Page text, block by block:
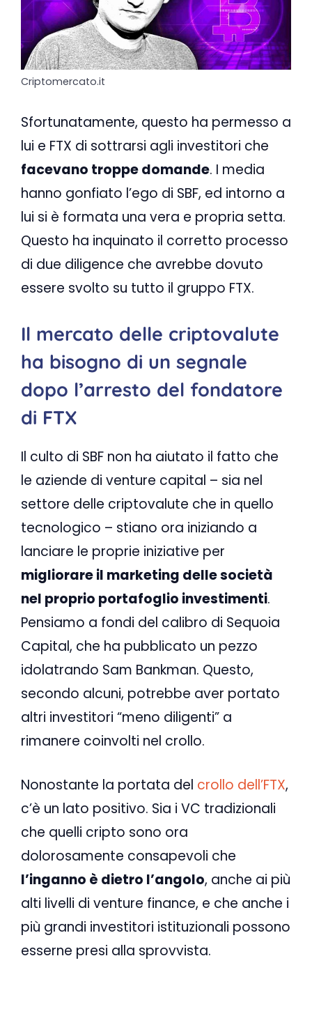
Criptomercato.it
Sfortunatamente, questo ha permesso a
lui e FTX di sottrarsi agli investitori che
facevano troppe domande. I media
hanno gonfiato l’ego di SBF, ed intorno a
lui si è formata una vera e propria setta.
Questo ha inquinato il corretto processo
di due diligence che avrebbe dovuto
essere svolto su tutto il gruppo FTX.
Il mercato delle criptovalute
ha bisogno di un segnale
dopo l’arresto del fondatore
di FTX
Il culto di SBF non ha aiutato il fatto che
le aziende di venture capital – sia nel
settore delle criptovalute che in quello
tecnologico – stiano ora iniziando a
lanciare le proprie iniziative per
migliorare il marketing delle società
nel proprio portafoglio investimenti.
Pensiamo a fondi del calibro di Sequoia
Capital, che ha pubblicato un pezzo
idolatrando Sam Bankman. Questo,
secondo alcuni, potrebbe aver portato
altri investitori “meno diligenti” a
rimanere coinvolti nel crollo.
Nonostante la portata del crollo dell’FTX,
c’è un lato positivo. Sia i VC tradizionali
che quelli cripto sono ora
dolorosamente consapevoli che
l’inganno è dietro l’angolo, anche ai più
alti livelli di venture finance, e che anche i
più grandi investitori istituzionali possono
esserne presi alla sprovvista.